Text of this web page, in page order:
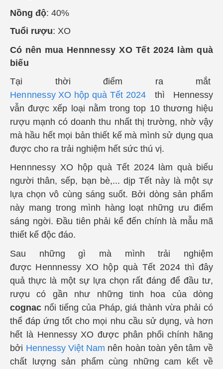
Nồng độ: 40%
Tuổi rượu: XO
Có nên mua Hennnessy XO Tết 2024 làm quà
biếu
Tại thời điểm ra mắt
Hennnessy XO hộp quà Tết 2024 thì Hennessy
vẫn được xếp loại nằm trong top 10 thương hiệu
rượu mạnh có doanh thu nhất thị trường, nhờ vậy
mà hầu hết mọi bản thiết kế mà mình sử dụng qua
được cho ra trải nghiệm hết sức thú vị.
Hennnessy XO hộp quà Tết 2024 làm quà biếu
người thân, sếp, bạn bè,... dịp Tết này là một sự
lựa chọn vô cùng sáng suốt. Bởi dòng sản phẩm
này mang trong mình hàng loạt những ưu điểm
sáng ngời. Đầu tiên phải kể đến chính là mẫu mã
thiết kế độc đáo.
Sau những gì mà mình trải nghiệm
được Hennnessy XO hộp quà Tết 2024 thì đây
quả thực là một sự lựa chọn rất đáng để đầu tư,
rượu có gần như những tinh hoa của dòng
cognac nổi tiếng của Pháp, giá thành vừa phải có
thể đáp ứng tốt cho mọi nhu cầu sử dụng, và hơn
hết là Hennessy XO được phân phối chính hãng
bởi Hennessy Việt Nam nên hoàn toàn yên tâm về
chất lượng sản phẩm cùng những cam kết về